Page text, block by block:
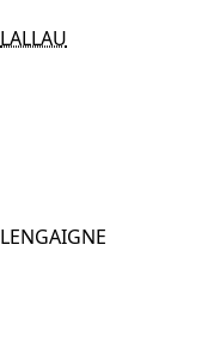
LALLAU
LENGAIGNE